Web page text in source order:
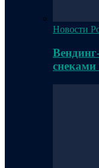
Новости
снеками